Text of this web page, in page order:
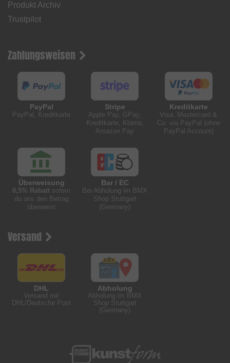
Produkt Archiv
Trustpilot
Zahlungsweisen
PayPal
PayPal, Kreditkarte
Stripe
Apple Pay, GPay,
Kreditkarte, Klarna,
Amazon Pay
Kreditkarte
Visa, Mastercard &
Co. via PayPal (ohne
PayPal Account)
Überweisung
0,5% Rabatt sofern
du uns den Betrag
überweist
Bar / EC
Bei Abholung im BMX
Shop Stuttgart
(Germany)
Versand
DHL
Versand mit
DHL/Deutsche Post
Abholung
Abholung im BMX
Shop Stuttgart
(Germany)